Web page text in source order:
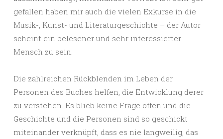
gefallen haben mir auch die vielen Exkurse in die
Musik-, Kunst- und Literaturgeschichte – der Autor
scheint ein belesener und sehr interessierter
Mensch zu sein.
Die zahlreichen Rückblenden im Leben der
Personen des Buches helfen, die Entwicklung derer
zu verstehen. Es blieb keine Frage offen und die
Geschichte und die Personen sind so geschickt
miteinander verknüpft, dass es nie langweilig, das